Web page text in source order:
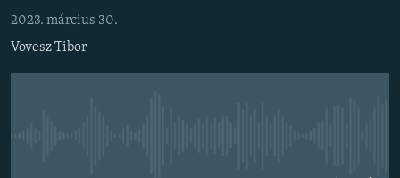
DEMOKRÁCIA
A PÉNZ NYOMÁBAN
EURÓPAI UNIÓ
2023. március 30.
Vovesz Tibor